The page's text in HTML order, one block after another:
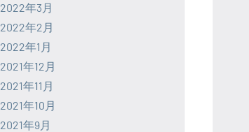
2022年3月
2022年2月
2022年1月
2021年12月
2021年11月
2021年10月
2021年9月